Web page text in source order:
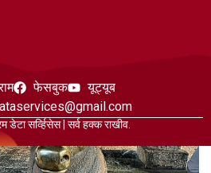
फेसबुक
यूट्यूब
डेटा सर्व्हिसेस | सर्व हक्क राखीव.